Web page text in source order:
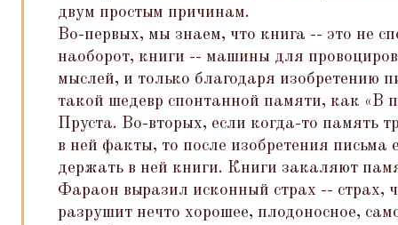
двум простым причинам.
Во-первых, мы знаем, что книга -- это не
наоборот, книги -- машины для
мыслей, и только благодаря изобретению
такой шедевр спонтанной памяти, как «В
Пруста. Во-вторых, если когда-то память
в ней факты, то после изобретения письма
держать в ней книги. Книги закаляют
Фараон выразил исконный страх -- страх,
разрушит нечто хорошее, плодоносное,